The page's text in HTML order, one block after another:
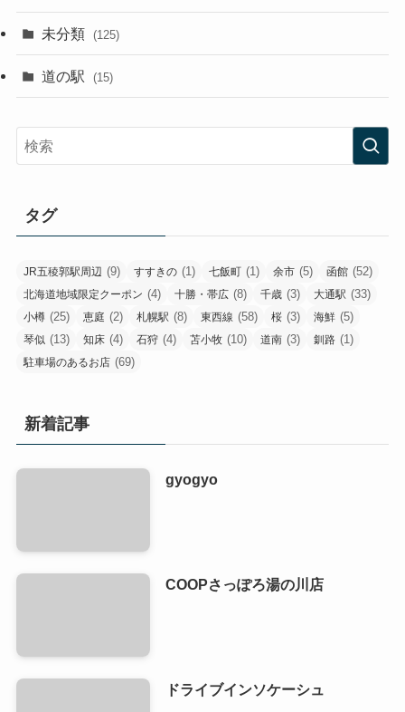
未分類 (125)
道の駅 (15)
タグ
JR五稜郭駅周辺 (9) すすきの (1) 七飯町 (1) 余市 (5) 函館 (52)
北海道地域限定クーポン (4) 十勝・帯広 (8) 千歳 (3) 大通駅 (33)
小樽 (25) 恵庭 (2) 札幌駅 (8) 東西線 (58) 桜 (3) 海鮮 (5)
琴似 (13) 知床 (4) 石狩 (4) 苫小牧 (10) 道南 (3) 釧路 (1)
駐車場のあるお店 (69)
新着記事
gyogyo
COOPさっぽろ湯の川店
ドライブインソケーシュ